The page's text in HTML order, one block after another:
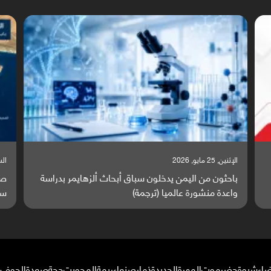
السبت, 23 مايو, 2026
صراع دولي يتصاعد قرب اليمن والبحر الأحمر يتحول إلى
ساحة مواجهة عالمية (ترجمة)